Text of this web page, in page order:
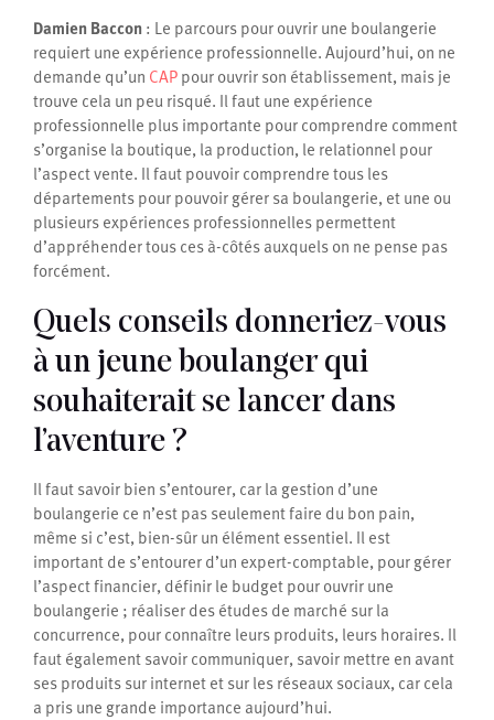
Damien Baccon: Le parcours pour ouvrir une boulangerie
requiert une expérience professionnelle. Aujourd’hui, on ne
demande qu’un CAPpour ouvrir son établissement, mais je
trouve cela un peu risqué. Il faut une expérience
professionnelle plus importante pour comprendre comment
s’organise la boutique, la production, le relationnel pour
l’aspect vente. Il faut pouvoir comprendre tous les
départements pour pouvoir gérer sa boulangerie, et une ou
plusieurs expériences professionnelles permettent
d’appréhender tous ces à-côtés auxquels on ne pense pas
forcément.
Quels conseils donneriez-vous
à un jeune boulanger qui
souhaiterait se lancer dans
l’aventure ?
Il faut savoir bien s’entourer, car la gestion d’une
boulangerie ce n’est pas seulement faire du bon pain,
même si c’est, bien-sûr un élément essentiel. Il est
important de s’entourer d’un expert-comptable, pour gérer
l’aspect financier, définir le budget pour ouvrir une
boulangerie ; réaliser des études de marché sur la
concurrence, pour connaître leurs produits, leurs horaires. Il
faut également savoir communiquer, savoir mettre en avant
ses produits sur internet et sur les réseaux sociaux, car cela
a pris une grande importance aujourd’hui.